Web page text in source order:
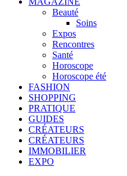
Beauté
Soins
Expos
Rencontres
Santé
Horoscope
Horoscope été
FASHION
SHOPPING
PRATIQUE
GUIDES
CRÉATEURS
CRÉATEURS
IMMOBILIER
EXPO